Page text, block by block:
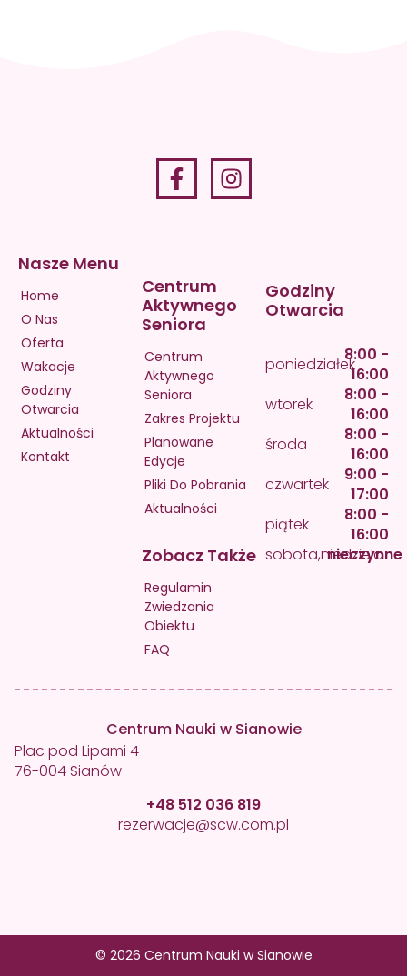
Nasze Menu
Home
O Nas
Oferta
Wakacje
Godziny
Otwarcia
Aktualności
Kontakt
Centrum
Aktywnego
Seniora
Centrum
Aktywnego
Seniora
Zakres Projektu
Planowane
Edycje
Pliki Do Pobrania
Aktualności
Zobacz Także
Regulamin
Zwiedzania
Obiektu
FAQ
Godziny
Otwarcia
poniedziałek8:00 -
16:00
wtorek
8:00 -
16:00
środa
8:00 -
16:00
czwartek
9:00 -
17:00
piątek
8:00 -
16:00
sobota,niedziela
nieczynne
Centrum Nauki w Sianowie
Plac pod Lipami 4
76-004 Sianów
+48 512 036 819
rezerwacje@scw.com.pl
© 2026 Centrum Nauki w Sianowie